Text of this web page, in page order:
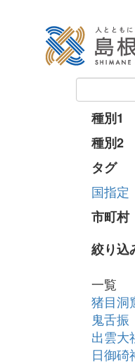
種別1
種別2
タグ
国指定
市町村
絞り込
一覧
猪目洞
鬼舌振
出雲大
日御碕